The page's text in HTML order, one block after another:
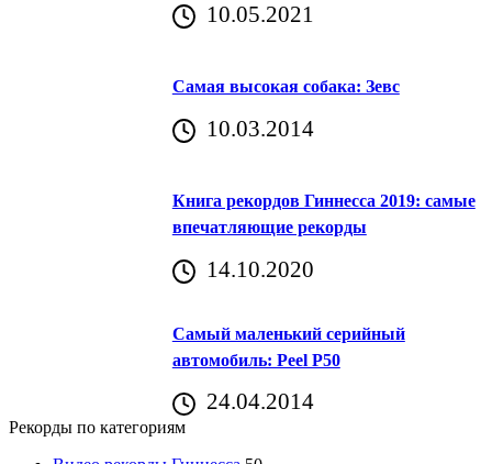
10.05.2021
Самая высокая собака: Зевс
10.03.2014
Книга рекордов Гиннесса 2019: самые
впечатляющие рекорды
14.10.2020
Самый маленький серийный
автомобиль: Peel P50
24.04.2014
Рекорды по категориям